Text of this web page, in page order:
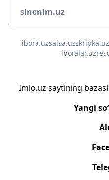
sinonim.uz
ibora.uzsalsa.uzskripka.uz
iboralar.uz
Imlo.uz saytining
Yangi